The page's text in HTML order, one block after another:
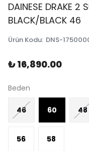
DAINESE DRAKE 2
BLACK/BLACK 46
Ürün Kodu: DNS-
₺ 16,890.00
Beden
46 60 48
56 58